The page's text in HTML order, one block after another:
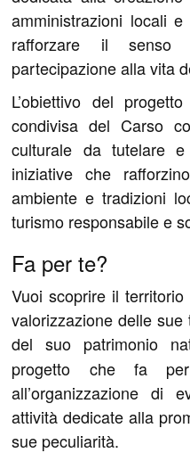
amministrazioni locali
rafforzare il
partecipazione alla vita
L’obiettivo del
condivisa del Carso
culturale da tutelare e
iniziative che
ambiente e tradizioni
turismo responsabile e
Fa per te?
Vuoi scoprire il
valorizzazione delle
del suo patrimonio
progetto che fa
all’organizzazione di
attività dedicate alla
sue peculiarità.